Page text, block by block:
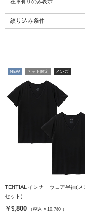
絞り込み条件
NEW ネット限定 メンズ
TENTIAL インナーウェア半袖(メ
セット)
￥9,800 （税込 ￥10,780 ）